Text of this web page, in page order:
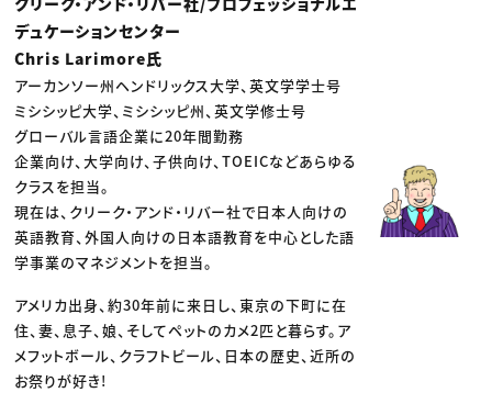
デュケーションセンター
Chris Larimore氏
アーカンソー州ヘンドリックス大学、英文学学士号
ミシシッピ大学、ミシシッピ州、英文学修士号
グローバル言語企業に20年間勤務
企業向け、大学向け、子供向け、TOEICなどあらゆる
クラスを担当。
現在は、クリーク・アンド・リバー社で日本人向けの
英語教育、外国人向けの日本語教育を中心とした語
学事業のマネジメントを担当。
アメリカ出身、約30年前に来日し、東京の下町に在
住、妻、息子、娘、そしてペットのカメ2匹と暮らす。ア
メフットボール、クラフトビール、日本の歴史、近所の
お祭りが好き!